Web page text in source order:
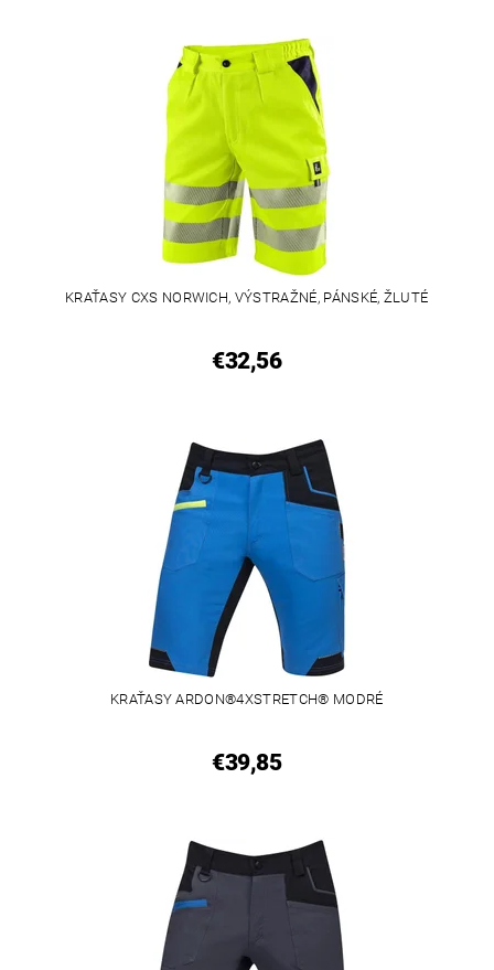
KRAŤASY CXS NORWICH, VÝSTRAŽNÉ, PÁNSKÉ, ŽLUTÉ
€32,56
KRAŤASY ARDON®4XSTRETCH® MODRÉ
€39,85